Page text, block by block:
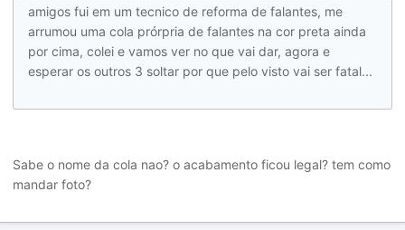
amigos fui em um tecnico de reforma de falantes, me
arrumou uma cola prórpria de falantes na cor preta ainda
por cima, colei e vamos ver no que vai dar, agora e
esperar os outros 3 soltar por que pelo visto vai ser fatal...
Sabe o nome da cola nao? o acabamento ficou legal? tem como
mandar foto?